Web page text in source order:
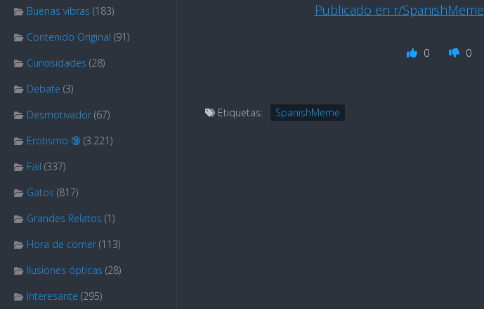
Buenas vibras (183)
Contenido Original (91)
Curiosidades (28)
Debate (3)
Desmotivador (67)
Erotismo 🔞 (3.221)
Fail (337)
Gatos (817)
Grandes Relatos (1)
Hora de comer (113)
Ilusiones ópticas (28)
Interesante (295)
Publicado en r/SpanishMeme
0 0
Etiquetas: SpanishMeme